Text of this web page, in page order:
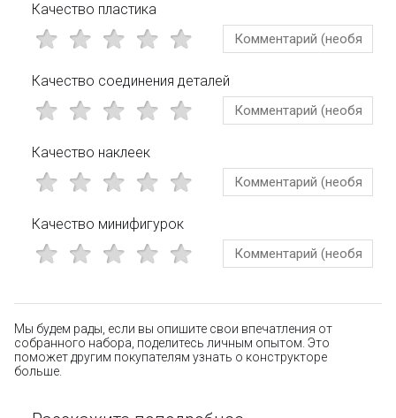
Качество пластика
Качество соединения деталей
Качество наклеек
Качество минифигурок
Мы будем рады, если вы опишите свои впечатления от
собранного набора, поделитесь личным опытом. Это
поможет другим покупателям узнать о конструкторе
больше.